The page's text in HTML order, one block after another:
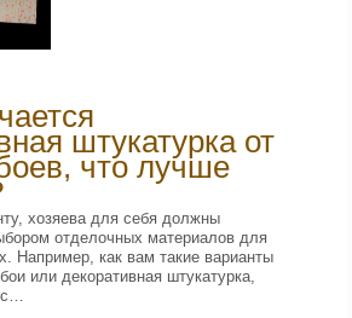
штукатурка от
что лучше
хозяева для себя должны
отделочных материалов для
Например, как вам такие варианты
или декоративная штукатурка,
с…